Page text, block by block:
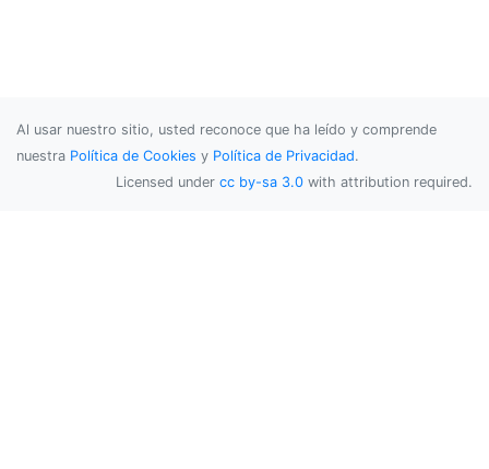
Al usar nuestro sitio, usted reconoce que ha leído y comprende
nuestra Política de Cookies y Política de Privacidad.
Licensed under cc by-sa 3.0 with attribution required.